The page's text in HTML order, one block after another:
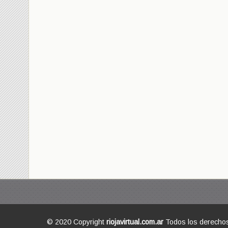
© 2020 Copyright riojavirtual.com.ar Todos los